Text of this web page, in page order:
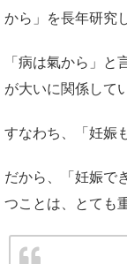
から」を長年研究
「病は氣から」と
が大いに関係して
すなわち、「妊娠
だから、「妊娠で
つことは、とても